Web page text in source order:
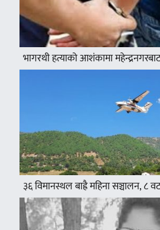
भागरथी हत्याको आशंकामा
३६ विमानस्थल बाह्रै महिना सञ्चालन, ८